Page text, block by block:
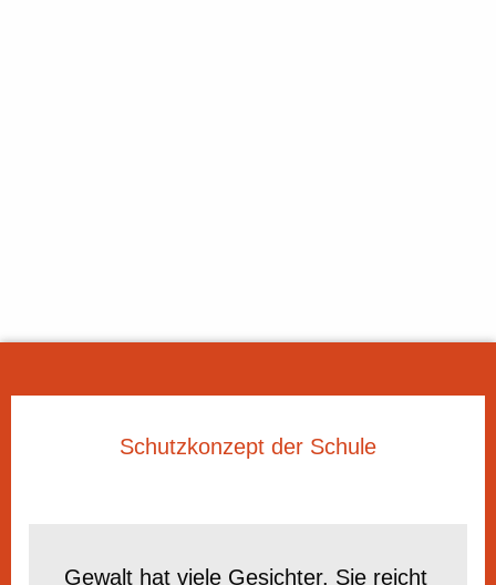
Schutzkonzept der Schule
Gewalt hat viele Gesichter. Sie reicht